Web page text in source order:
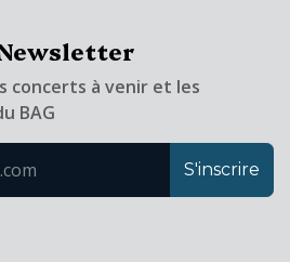
concerts à venir et les
BAG
S'inscrire